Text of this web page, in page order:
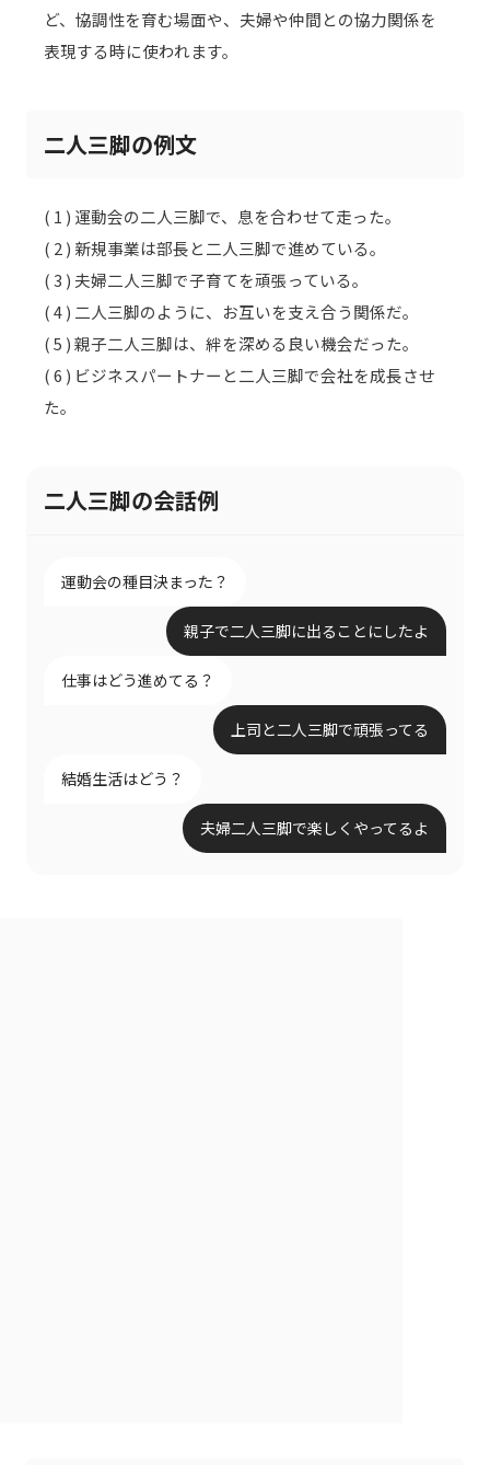
ど、協調性を育む場面や、夫婦や仲間との協力関係を
表現する時に使われます。
二人三脚の例文
( 1 ) 運動会の二人三脚で、息を合わせて走った。
( 2 ) 新規事業は部長と二人三脚で進めている。
( 3 ) 夫婦二人三脚で子育てを頑張っている。
( 4 ) 二人三脚のように、お互いを支え合う関係だ。
( 5 ) 親子二人三脚は、絆を深める良い機会だった。
( 6 ) ビジネスパートナーと二人三脚で会社を成長させ
た。
二人三脚の会話例
運動会の種目決まった？
親子で二人三脚に出ることにしたよ
仕事はどう進めてる？
上司と二人三脚で頑張ってる
結婚生活はどう？
夫婦二人三脚で楽しくやってるよ